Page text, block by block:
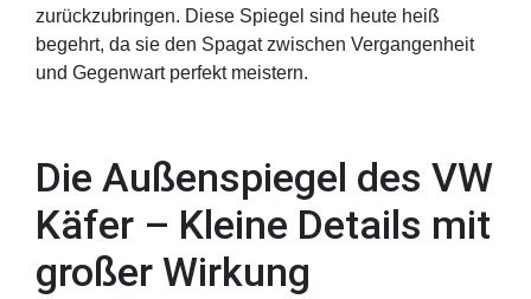
zurückzubringen. Diese Spiegel sind heute heiß
begehrt, da sie den Spagat zwischen Vergangenheit
und Gegenwart perfekt meistern.
Die Außenspiegel des VW
Käfer – Kleine Details mit
großer Wirkung